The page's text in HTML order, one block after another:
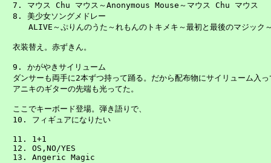
7. マウス Chu マウス～Anonymous Mouse～マウス Chu マウス
8. 美少女ソングメドレー
ALIVE～ぷりんのうた～れもんのトキメキ～最初と最後のマジック
衣装替え。赤ずきん。
9. かがやきサイリューム
ダンサーも両手に2本ずつ持って踊る。だから配布物にサイリューム入っ
アニキのギターの先端も光ってた。
ここでキーボード登場。弾き語りで、
10. フィギュアになりたい
11. 1+1
12. OS,NO/YES
13. Angeric Magic